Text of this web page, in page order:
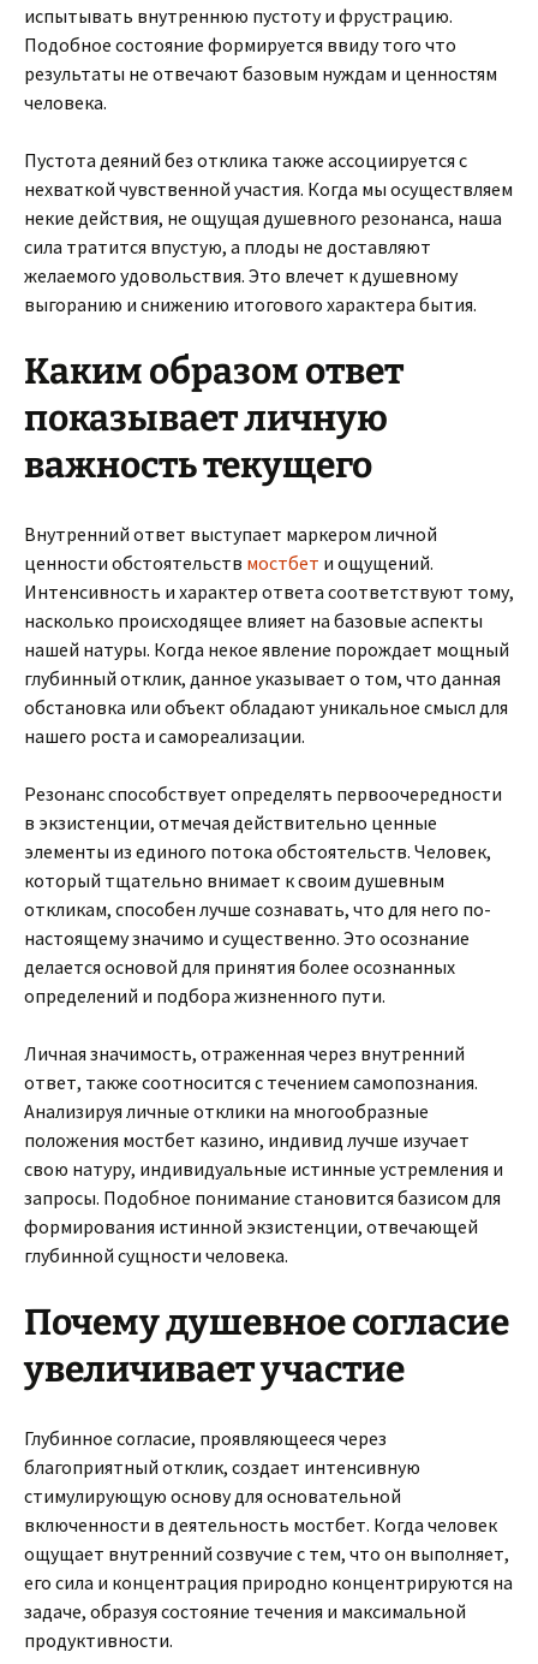
испытывать внутреннюю пустоту и фрустрацию.
Подобное состояние формируется ввиду того что
результаты не отвечают базовым нуждам и ценностям
человека.
Пустота деяний без отклика также ассоциируется с
нехваткой чувственной участия. Когда мы осуществляем
некие действия, не ощущая душевного резонанса, наша
сила тратится впустую, а плоды не доставляют
желаемого удовольствия. Это влечет к душевному
выгоранию и снижению итогового характера бытия.
Каким образом ответ
показывает личную
важность текущего
Внутренний ответ выступает маркером личной
ценности обстоятельств мостбет и ощущений.
Интенсивность и характер ответа соответствуют тому,
насколько происходящее влияет на базовые аспекты
нашей натуры. Когда некое явление порождает мощный
глубинный отклик, данное указывает о том, что данная
обстановка или объект обладают уникальное смысл для
нашего роста и самореализации.
Резонанс способствует определять первоочередности
в экзистенции, отмечая действительно ценные
элементы из единого потока обстоятельств. Человек,
который тщательно внимает к своим душевным
откликам, способен лучше сознавать, что для него по-
настоящему значимо и существенно. Это осознание
делается основой для принятия более осознанных
определений и подбора жизненного пути.
Личная значимость, отраженная через внутренний
ответ, также соотносится с течением самопознания.
Анализируя личные отклики на многообразные
положения мостбет казино, индивид лучше изучает
свою натуру, индивидуальные истинные устремления и
запросы. Подобное понимание становится базисом для
формирования истинной экзистенции, отвечающей
глубинной сущности человека.
Почему душевное согласие
увеличивает участие
Глубинное согласие, проявляющееся через
благоприятный отклик, создает интенсивную
стимулирующую основу для основательной
включенности в деятельность мостбет. Когда человек
ощущает внутренний созвучие с тем, что он выполняет,
его сила и концентрация природно концентрируются на
задаче, образуя состояние течения и максимальной
продуктивности.